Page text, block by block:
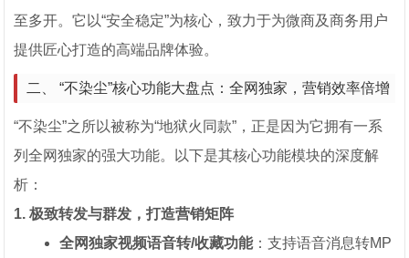
至多开。它以“安全稳定”为核心，致力于为微商及商务用户
提供匠心打造的高端品牌体验。
二、 “不染尘”核心功能大盘点：全网独家，营销效率倍增
“不染尘”之所以被称为“地狱火同款”，正是因为它拥有一系
列全网独家的强大功能。以下是其核心功能模块的深度解
析：
1. 极致转发与群发，打造营销矩阵
全网独家视频语音转/收藏功能：支持语音消息转MP